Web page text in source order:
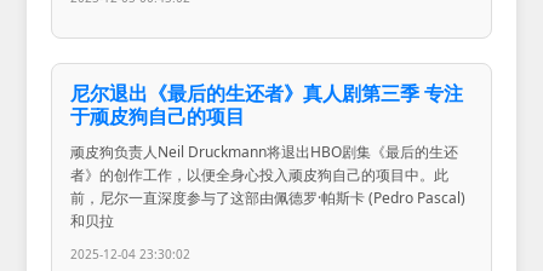
尼尔退出《最后的生还者》真人剧第三季 专注
于顽皮狗自己的项目
顽皮狗负责人Neil Druckmann将退出HBO剧集《最后的生还
者》的创作工作，以便全身心投入顽皮狗自己的项目中。此
前，尼尔一直深度参与了这部由佩德罗·帕斯卡 (Pedro Pascal)
和贝拉
2025-12-04 23:30:02